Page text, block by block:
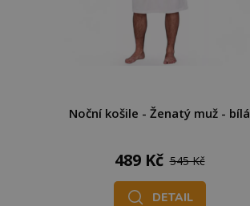
Noční košile - Ženatý muž - bílá
489 Kč 545 Kč
DETAIL